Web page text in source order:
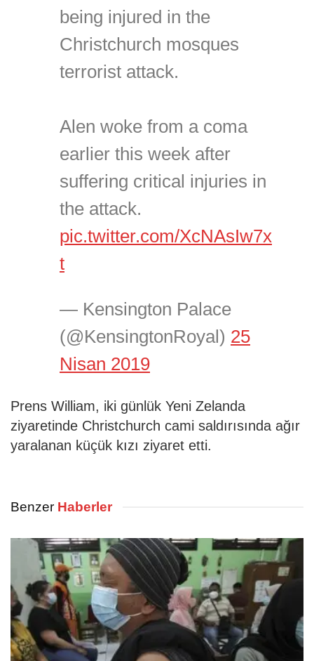
being injured in the
Christchurch mosques
terrorist attack.
Alen woke from a coma
earlier this week after
suffering critical injuries in
the attack.
pic.twitter.com/XcNAsIw7x
t
— Kensington Palace
(@KensingtonRoyal) 25
Nisan 2019
Prens William, iki günlük Yeni Zelanda
ziyaretinde Christchurch cami saldırısında ağır
yaralanan küçük kızı ziyaret etti.
Benzer Haberler